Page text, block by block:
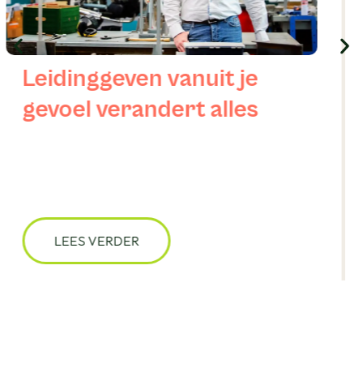
Rob Jansen: “Door
Expeditie Leiderschap is
LEES VERDER